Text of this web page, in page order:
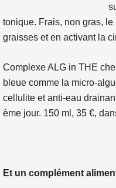
tonique. Frais, non gras,
graisses et en activant la
Complexe ALG in THE
bleue comme la micro-
cellulite et anti-eau
ème jour. 150 ml, 35 €,
Et un complément